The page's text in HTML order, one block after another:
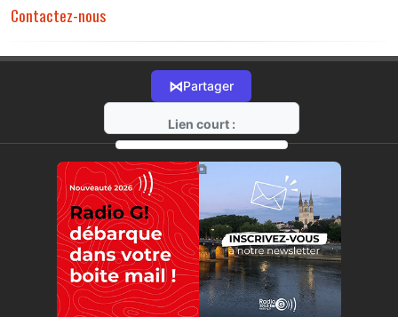
Contactez-nous
⋈Partager
Lien court :
https://radio-g.fr?r32
⧉